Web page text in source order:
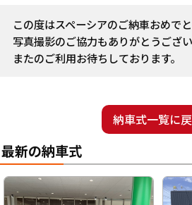
この度はスペーシアのご納車おめで
写真撮影のご協力もありがとうござい
またのご利用お待ちしております。
納車式一覧に
最新の納車式